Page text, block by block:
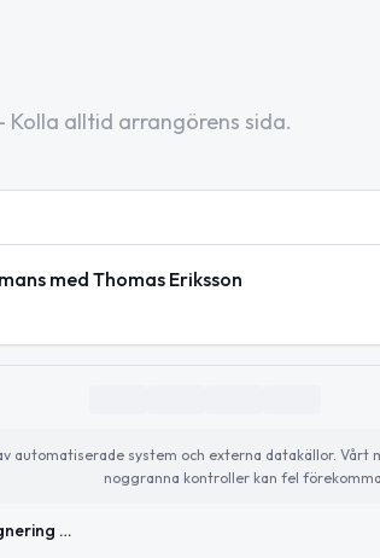
alltid arrangörens sida.
med Thomas Eriksson
automatiserade system och externa datakällor.
noggranna kontroller kan fel
Releaseparty och signering med Thomas Eriksson